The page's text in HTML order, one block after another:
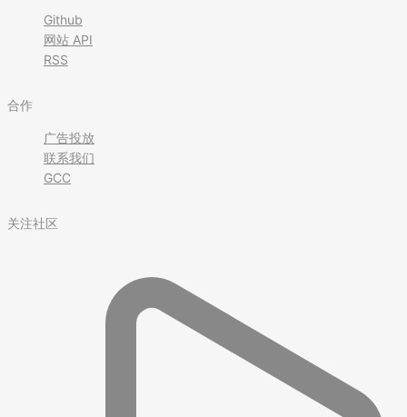
Github
网站 API
RSS
合作
广告投放
联系我们
GCC
关注社区